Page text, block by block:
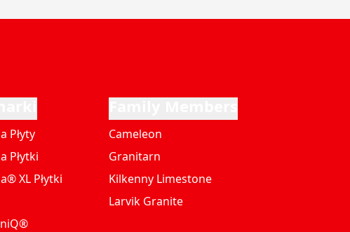
Płyty
Płytki
XL Płytki
Cameleon
Granitarn
Kilkenny Limestone
Larvik Granite